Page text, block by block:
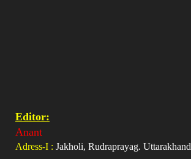
Editor:
Anant
Adress-I : Jakholi, Rudraprayag. Uttarakhand